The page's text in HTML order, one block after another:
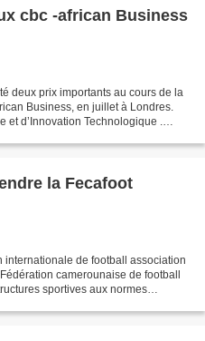
cbc -african Business
deux prix importants au cours de la
Business, en juillet à Londres.
et d’Innovation Technologique .
la Fecafoot
internationale de football association
camerounaise de football
sportives aux normes